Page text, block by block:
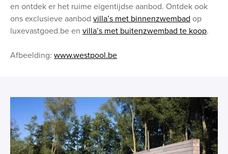
en ontdek er het ruime eigentijdse aanbod. Ontdek ook
ons exclusieve aanbod villa’s met binnenzwembad op
luxevastgoed.be en villa’s met buitenzwembad te koop.
Afbeelding: www.westpool.be